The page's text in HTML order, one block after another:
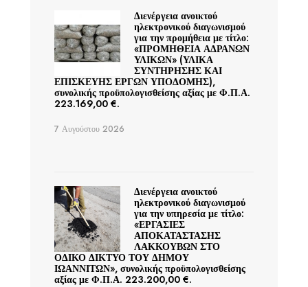
Διενέργεια ανοικτού
ηλεκτρονικού διαγωνισμού
για την προμήθεια με τίτλο:
«ΠΡΟΜΗΘΕΙΑ ΑΔΡΑΝΩΝ
ΥΛΙΚΩΝ» (ΥΛΙΚΑ
ΣΥΝΤΗΡΗΣΗΣ ΚΑΙ
ΕΠΙΣΚΕΥΗΣ ΕΡΓΩΝ ΥΠΟΔΟΜΗΣ),
συνολικής προϋπολογισθείσης αξίας με Φ.Π.Α.
223.169,00 €.
7 Αυγούστου 2026
Διενέργεια ανοικτού
ηλεκτρονικού διαγωνισμού
για την υπηρεσία με τίτλο:
«ΕΡΓΑΣΙΕΣ
ΑΠΟΚΑΤΑΣΤΑΣΗΣ
ΛΑΚΚΟΥΒΩΝ ΣΤΟ
ΟΔΙΚΟ ΔΙΚΤΥΟ ΤΟΥ ΔΗΜΟΥ
ΙΩΑΝΝΙΤΩΝ», συνολικής προϋπολογισθείσης
αξίας με Φ.Π.Α. 223.200,00 €.